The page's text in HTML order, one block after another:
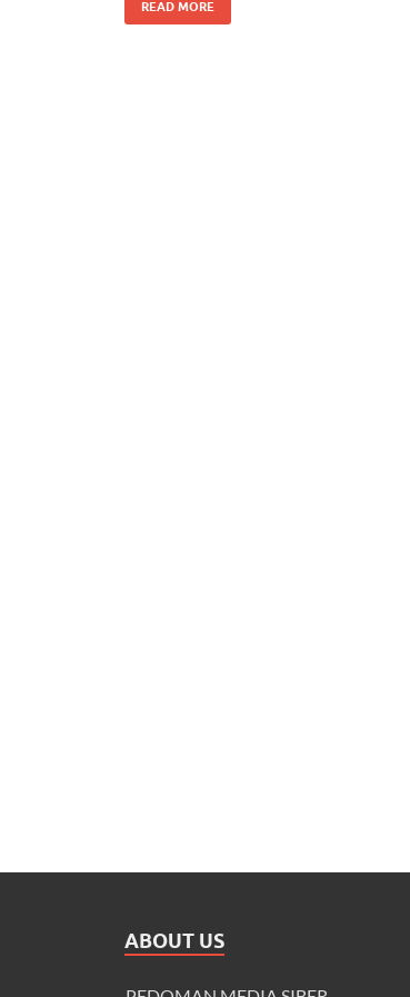
READ MORE
ABOUT US